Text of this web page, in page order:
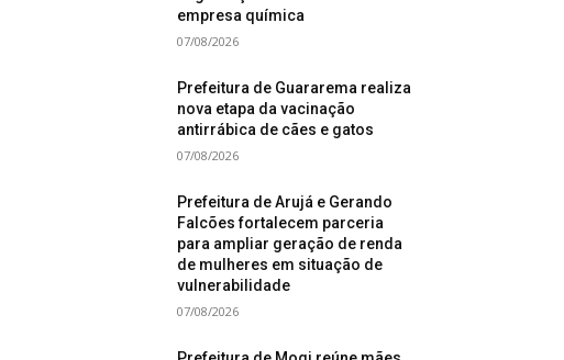
empresa química
07/08/2026
Prefeitura de Guararema realiza
nova etapa da vacinação
antirrábica de cães e gatos
07/08/2026
Prefeitura de Arujá e Gerando
Falcões fortalecem parceria
para ampliar geração de renda
de mulheres em situação de
vulnerabilidade
07/08/2026